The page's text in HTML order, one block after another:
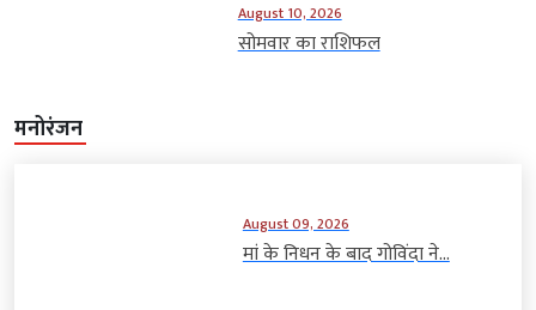
August 10, 2026
सोमवार का राशिफल
मनोरंजन
August 09, 2026
मां के निधन के बाद गोविंदा ने...